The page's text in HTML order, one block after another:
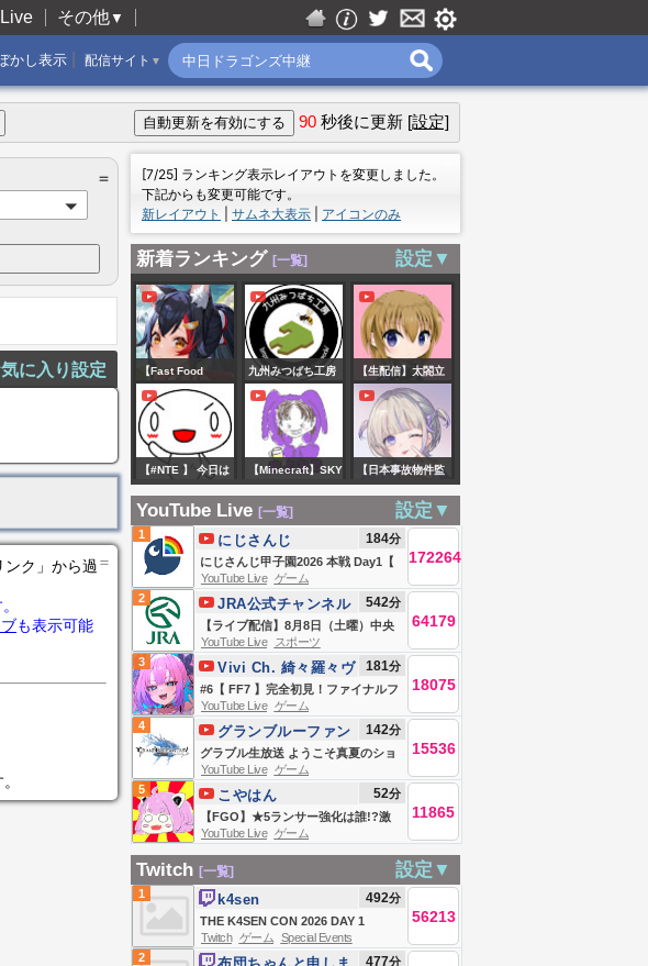
その他▼
配信サイト ▼
かし表示
90 秒後に更新 [設定]
＝
に入り設定
＝
ク」から過
も表示可能
[7/25] ランキング表示レイアウトを変更しました。
下記からも変更可能です。
新レイアウト
サムネ大表示 アイコンのみ
新着ランキング [一覧] 設定▼
【Fast Food
Simulator】落ち着
いてやってるとお
客様は帰ります
【ホロライブ/大神
ミオ】
九州みつばち工房
ライブ配信 プレ
ミアム限定（生放
送）【みつばち
Q&A】8/8生配信
【生配信】太閤立
志伝DX5 虎ちゃ
ん立志伝 １
【#NTE 】 今日は
20:30から公式生放
【Neverness to
Everness】#NTE
#NTEcreator
【Minecraft】SKY
さんの参加型でま
ったりと part4【マ
イクラ】
【日本事故物件監
視協会3】実在する
やばい事故物件の
監視-JSP3【轟はじ
YouTube Live [一覧] 設定▼
1
にじさんじ甲子園2026 本戦 Day1【
#にじ甲2026_Day1 】
にじさんじ 184分
172264
YouTube Live ゲーム
2
【ライブ配信】8月8日（土曜）中央
競馬全レース中継（新潟・中京・札
幌）
JRA公式チャンネル 542分
64179
YouTube Live
スポーツ
3
#6【 FF7 】完全初見！ファイナルフ
ァンタジー７オリジナル！※ネタバ
レあります【#綺々羅々ヴィヴィ
#hololiveDEV_IS #FLOWGLOW】
Vivi Ch. 綺々羅々ヴ
ィヴィ - FLOW
GLOW
181分
18075
YouTube Live ゲーム
4
グラブル生放送 ようこそ真夏のショ
ータイムSP
グランブルーファン
タジー公式チャンネ
ル
142分
15536
YouTube Live ゲーム
5
【FGO】★5ランサー強化は誰!?激
アツの周年強化クエスト6日目を確
認！エイリークも来るか？
こやはん 52分
11865
YouTube Live ゲーム
Twitch [一覧] 設定▼
1
THE K4SEN CON 2026 DAY 1
k4sen 492分
56213
Twitch ゲーム Special Events
2
477分